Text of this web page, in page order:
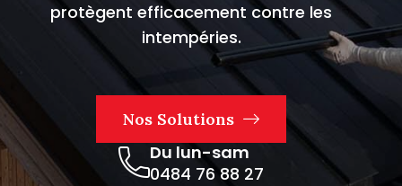
contre les
sam
76 88 27